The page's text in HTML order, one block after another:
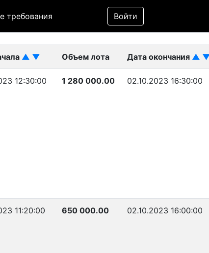
требования Войти
Фильтр
▲ ▼ Объем лота Дата окончания ▲
12:30:00 1 280 000.00 02.10.2023 16:30:00
11:20:00 650 000.00 02.10.2023 16:00:00